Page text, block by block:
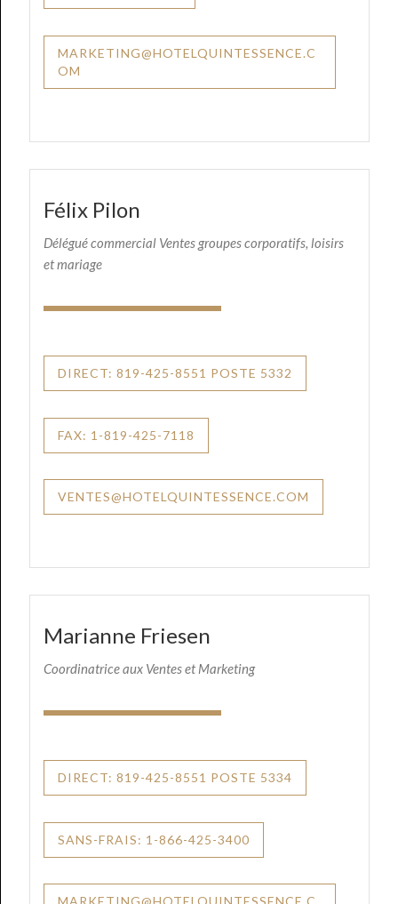
MARKETING@HOTELQUINTESSENCE.C
OM
Félix Pilon
Délégué commercial Ventes groupes corporatifs, loisirs
et mariage
DIRECT: 819-425-8551 POSTE 5332
FAX: 1-819-425-7118
VENTES@HOTELQUINTESSENCE.COM
Marianne Friesen
Coordinatrice aux Ventes et Marketing
DIRECT: 819-425-8551 POSTE 5334
SANS-FRAIS: 1-866-425-3400